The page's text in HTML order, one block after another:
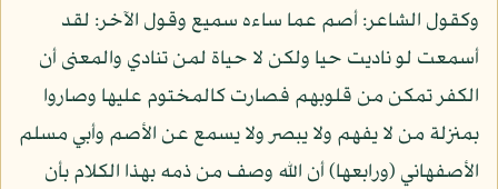
وكقول الشاعر: أصم عما ساءه سميع وقول الآخر: لقد
أسمعت لو ناديت حيا ولكن لا حياة لمن تنادي والمعنى أن
الكفر تمكن من قلوبهم فصارت كالمختوم عليها وصاروا
بمنزلة من لا يفهم ولا يبصر ولا يسمع عن الأصم وأبي مسلم
الأصفهاني (ورابعها) أن الله وصف من ذمه بهذا الكلام بأن